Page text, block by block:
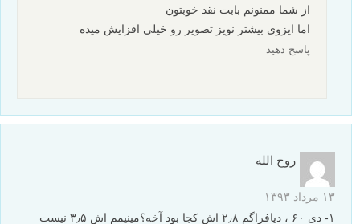
از شما ممنونم بابت نقد خوبتون
اما ایزوی بیشتر نویز تصویر رو خیلی افزایش میده
پاسخ دهید
روح الله
۱۳ مرداد ۱۳۹۳
۱- دی ۶۰ ، دیافراگم ۲٫۸ اش کجا بود آخه؟مینیمم اش ۳٫۵ نیست